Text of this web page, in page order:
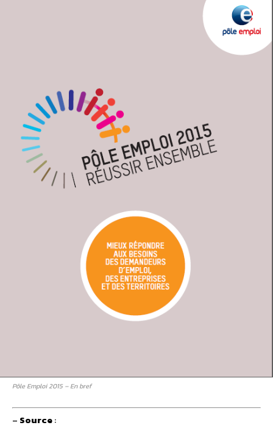
Pôle Emploi 2015 – En bref
– Source: